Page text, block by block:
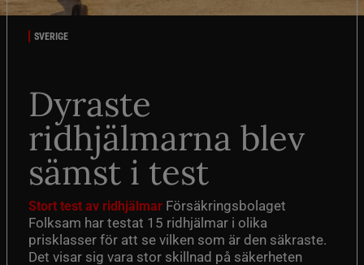
SVERIGE
Dyraste
ridhjälmarna blev
sämst i test
Stort test av ridhjälmar Försäkringsbolaget
Folksam har testat 15 ridhjälmar i olika
prisklasser för att se vilken som är den säkraste.
Det visar sig vara stor skillnad på säkerheten